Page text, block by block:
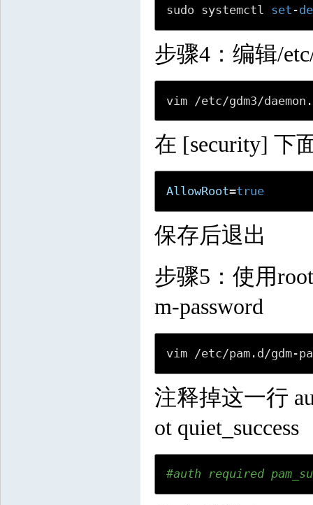
sudo systemctl set -
步骤4：编辑/
vim /etc/gdm3/
在 [security] 下
AllowRoot=true
保存后退出
步骤5：使用
m-password
vim /etc/pam.d/gdm-
注释掉这一行
ot quiet_success
#auth required